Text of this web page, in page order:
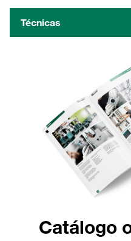
Técnicas
Catálogo